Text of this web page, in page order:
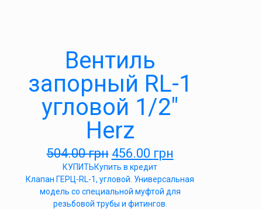
Вентиль
запорный RL-1
угловой 1/2″
Herz
504.00грн 456.00 грн
КУПИТЬКупить в кредит
Клапан ГЕРЦ-RL-1, угловой. Универсальная
модель со специальной муфтой для
резьбовой трубы и фитингов.